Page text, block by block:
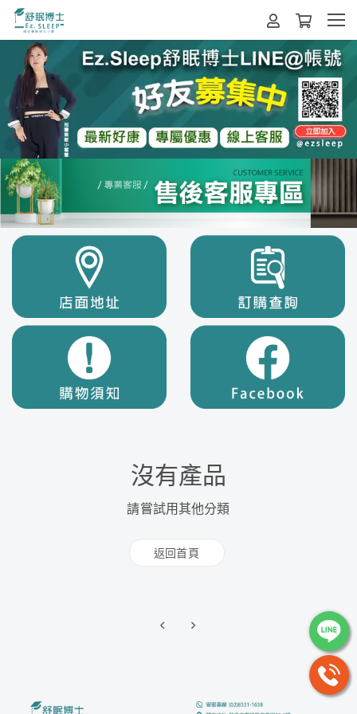
沒有產品
請嘗試用其他分類
返回首頁